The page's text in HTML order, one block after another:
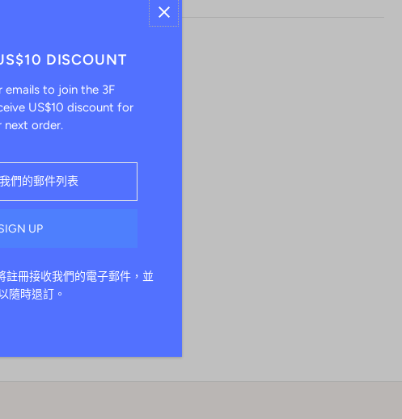
DISCOUNT
emails to join the 3F
US$10 discount for
next order.
註冊接收我們的電子郵件，並
隨時退訂。